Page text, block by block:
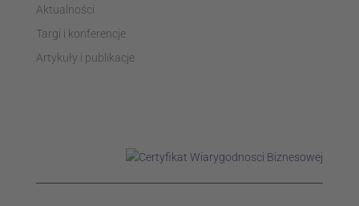
Aktualności
Targi i konferencje
Artykuły i publikacje